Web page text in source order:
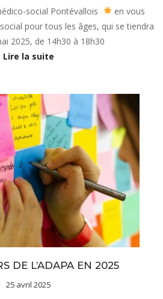
social Pontévallois
en vous
pour tous les âges, qui se tiendra
2025, de 14h30 à 18h30
Lire la suite
DE L’ADAPA EN 2025
25 avril 2025